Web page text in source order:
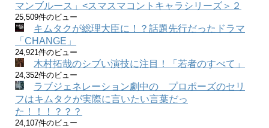
マンブルース」<スマスマコントキャラシリーズ＞２
25,509件のビュー
キムタクが総理大臣に！？話題先行だったドラマ
「CHANGE」
24,921件のビュー
木村拓哉のシブい演技に注目！「若者のすべて」
24,352件のビュー
ラブジェネレーション劇中の プロポーズのセリ
フはキムタクが実際に言いたい言葉だっ
た！！！？？？
24,107件のビュー